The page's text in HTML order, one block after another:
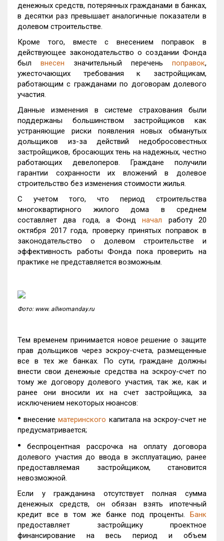
денежных средств, потерянных гражданами в банках,
в десятки раз превышает аналогичные показатели в
долевом строительстве.
Кроме того, вместе с внесением поправок в
действующее законодательство о создании Фонда
был внесен значительный перечень поправок,
ужесточающих требования к застройщикам,
работающим с гражданами по договорам долевого
участия.
Данные изменения в системе страхования были
поддержаны большинством застройщиков как
устраняющие риски появления новых обманутых
дольщиков из-за действий недобросовестных
застройщиков, бросающих тень на надежных, честно
работающих девелоперов. Граждане получили
гарантии сохранности их вложений в долевое
строительство без изменения стоимости жилья.
С учетом того, что период строительства
многоквартирного жилого дома в среднем
составляет два года, а Фондначал работу 20
октября 2017 года, проверку принятых поправок в
законодательство о долевом строительстве и
эффективность работы Фонда пока проверить на
практике не представляется возможным.
Фото: www. allwomanday.ru
Тем временем принимается новое решение о защите
прав дольщиков через эскроу-счета, размещенные
все в тех же банках. По сути, граждане должны
внести свои денежные средства на эскроу-счет по
тому же договору долевого участия, так же, как и
ранее они вносили их на счет застройщика, за
исключением некоторых нюансов:
• внесениематеринского капитала на эскроу-счет не
предусматривается;
• беспроцентная рассрочка на оплату договора
долевого участия до ввода в эксплуатацию, ранее
предоставляемая застройщиком, становится
невозможной.
Если у гражданина отсутствует полная сумма
денежных средств, он обязан взять ипотечный
кредит все в том же банке под проценты. Банк
предоставляет застройщику проектное
финансирование на весь период и объем